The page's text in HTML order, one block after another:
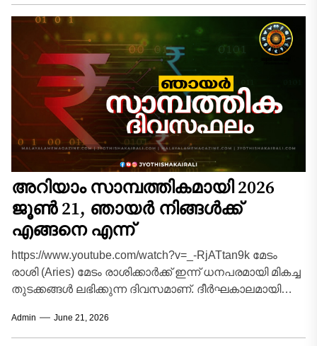
അറിയാം സാമ്പത്തികമായി 2026
ജൂൺ 21, ഞായർ നിങ്ങൾക്ക്
എങ്ങനെ എന്ന്
https://www.youtube.com/watch?v=_-RjATtan9k മേടം
രാശി (Aries) മേടം രാശിക്കാർക്ക് ഇന്ന് ധനപരമായി മികച്ച
തുടക്കങ്ങൾ ലഭിക്കുന്ന ദിവസമാണ്. ദീർഘകാലമായി
അപ്രതീക്ഷിതമായി കൈകളിൽ വന്നുചേരും. പുതിയ...
Admin June 21, 2026